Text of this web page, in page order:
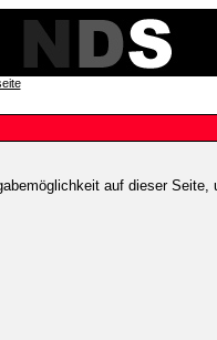
auf dieser Seite,